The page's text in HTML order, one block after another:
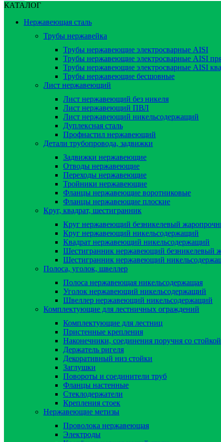
КАТАЛОГ
Нержавеющая сталь
Трубы нержавейка
Трубы нержавеющие электросварные AISI
Трубы нержавеющие электросварные AISI
Трубы нержавеющие электросварные AISI
Трубы нержавеющие бесшовные
Лист нержавеющий
Лист нержавеющий без никеля
Лист нержавеющий ПВЛ
Лист нержавеющий никельсодержащий
Дуплексная сталь
Профнастил нержавеющий
Детали трубопровода, задвижки
Задвижки нержавеющие
Отводы нержавеющие
Переходы нержавеющие
Тройники нержавеющие
Фланцы нержавеющие воротниковые
Фланцы нержавеющие плоские
Круг, квадрат, шестигранник
Круг нержавеющий безникелевый
Круг нержавеющий никельсодержащий
Квадрат нержавеющий никельсодержащий
Шестигранник нержавеющий безникелевый
Шестигранник нержавеющий
Полоса, уголок, швеллер
Полоса нержавеющая никельсодержащая
Уголок нержавеющий никельсодержащий
Швеллер нержавеющий никельсодержащий
Комплектующие для лестничных ограждений
Комплектующие для лестниц
Пристенные крепления
Наконечники, соединения поручня со стойкой
Держатель ригеля
Декоративный низ стойки
Заглушки
Повороты и соединители труб
Фланцы настенные
Стеклодержатели
Крепления стоек
Нержавеющие метизы
Проволока нержавеющая
Электроды